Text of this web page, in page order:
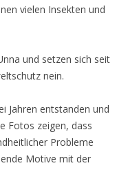
vielen Insekten und
und setzen sich seit
nein.
Jahren entstanden und
Fotos zeigen, dass
Probleme
Motive mit der